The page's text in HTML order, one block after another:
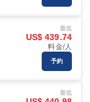
最低
US$ 439.74
料金/人
予約
最低